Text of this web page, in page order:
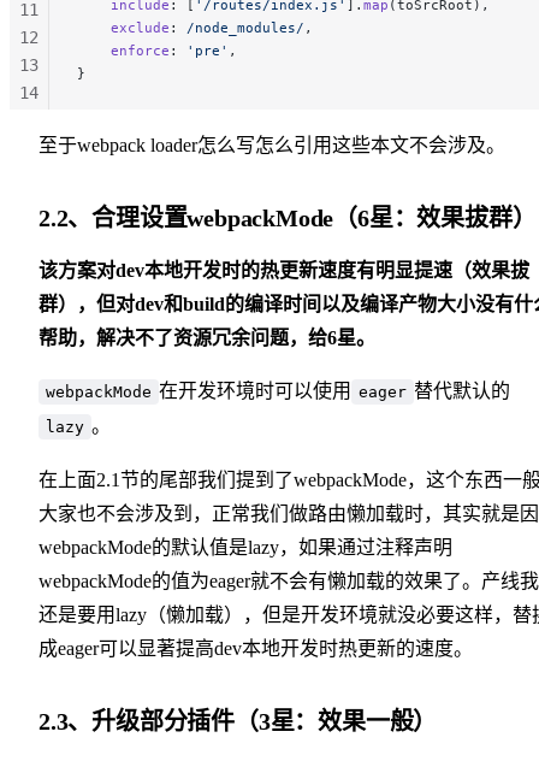
    include
: [ '/routes/index.js' ]. map (toSrcRoot),
    exclude
: /node_modules/ ,
    enforce
: 'pre' ,
}
11
12
13
14
至于webpack loader怎么写怎么引用这些本文不会涉及。
2.2、合理设置webpackMode（6星：效果拔群）
该方案对dev本地开发时的热更新速度有明显提速（效果拔
群），但对dev和build的编译时间以及编译产物大小没有什
帮助，解决不了资源冗余问题，给6星。
webpackMode 在开发环境时可以使用 eager 替代默认的
lazy 。
在上面2.1节的尾部我们提到了webpackMode，这个东西一
大家也不会涉及到，正常我们做路由懒加载时，其实就是
webpackMode的默认值是lazy，如果通过注释声明
webpackMode的值为eager就不会有懒加载的效果了。产线
还是要用lazy（懒加载），但是开发环境就没必要这样，替
成eager可以显著提高dev本地开发时热更新的速度。
2.3、升级部分插件（3星：效果一般）